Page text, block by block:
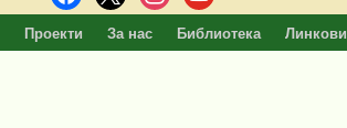
Проекти За нас Библиотека Линкови